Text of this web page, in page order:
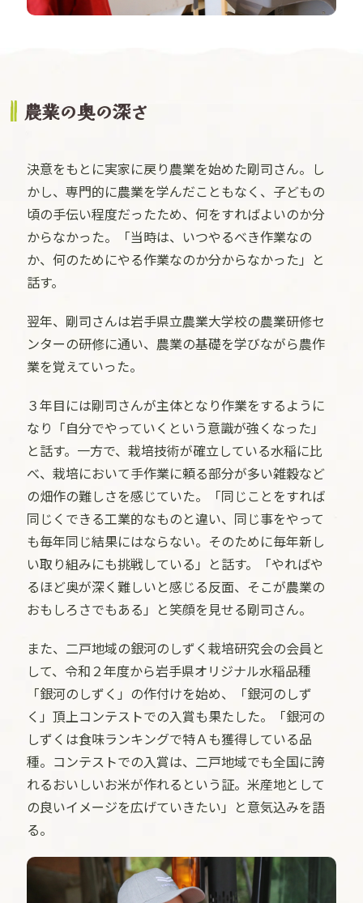
農業の奥の深さ
決意をもとに実家に戻り農業を始めた剛司さん。し
かし、専門的に農業を学んだこともなく、子どもの
頃の手伝い程度だったため、何をすればよいのか分
からなかった。「当時は、いつやるべき作業なの
か、何のためにやる作業なのか分からなかった」と
話す。
翌年、剛司さんは岩手県立農業大学校の農業研修セ
ンターの研修に通い、農業の基礎を学びながら農作
業を覚えていった。
３年目には剛司さんが主体となり作業をするように
なり「自分でやっていくという意識が強くなった」
と話す。一方で、栽培技術が確立している水稲に比
べ、栽培において手作業に頼る部分が多い雑穀など
の畑作の難しさを感じていた。「同じことをすれば
同じくできる工業的なものと違い、同じ事をやって
も毎年同じ結果にはならない。そのために毎年新し
い取り組みにも挑戦している」と話す。「やればや
るほど奥が深く難しいと感じる反面、そこが農業の
おもしろさでもある」と笑顔を見せる剛司さん。
また、二戸地域の銀河のしずく栽培研究会の会員と
して、令和２年度から岩手県オリジナル水稲品種
「銀河のしずく」の作付けを始め、「銀河のしず
く」頂上コンテストでの入賞も果たした。「銀河の
しずくは食味ランキングで特Ａも獲得している品
種。コンテストでの入賞は、二戸地域でも全国に誇
れるおいしいお米が作れるという証。米産地として
の良いイメージを広げていきたい」と意気込みを語
る。